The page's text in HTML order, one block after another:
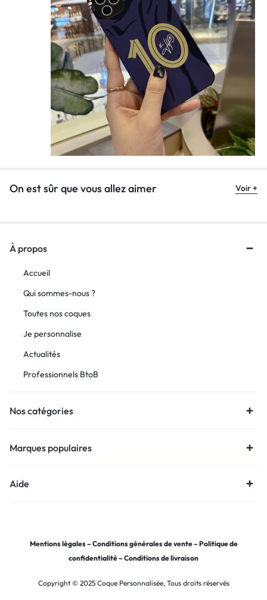
On est sûr que vous allez aimer Voir +
À propos
Accueil
Qui sommes-nous ?
Toutes nos coques
Je personnalise
Actualités
Professionnels BtoB
Nos catégories
Marques populaires
Aide
Mentions légales –Conditions générales de vente–Politique de
confidentialité–Conditions de livraison
Copyright © 2025 Coque Personnalisée, Tous droits réservés